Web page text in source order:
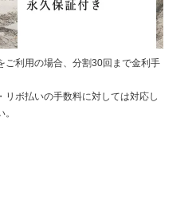
ご利用の場合、分割30回まで金利手
リボ払いの手数料に対しては対応し